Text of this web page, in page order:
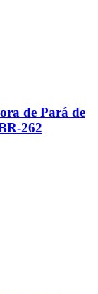
de Pará de
262